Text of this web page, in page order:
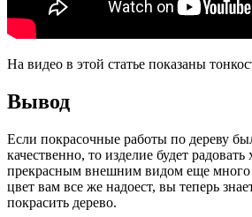
На видео в этой статье показаны
Вывод
Если покрасочные работы по дереву
качественно, то изделие будет радовать
прекрасным внешним видом еще много
цвет вам все же надоест, вы теперь
покрасить дерево.